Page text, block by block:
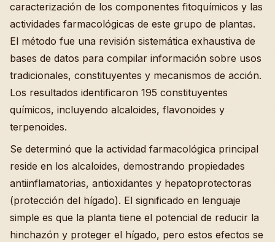
caracterización de los componentes fitoquímicos y las
actividades farmacológicas de este grupo de plantas.
El método fue una revisión sistemática exhaustiva de
bases de datos para compilar información sobre usos
tradicionales, constituyentes y mecanismos de acción.
Los resultados identificaron 195 constituyentes
químicos, incluyendo alcaloides, flavonoides y
terpenoides.
Se determinó que la actividad farmacológica principal
reside en los alcaloides, demostrando propiedades
antiinflamatorias, antioxidantes y hepatoprotectoras
(protección del hígado). El significado en lenguaje
simple es que la planta tiene el potencial de reducir la
hinchazón y proteger el hígado, pero estos efectos se